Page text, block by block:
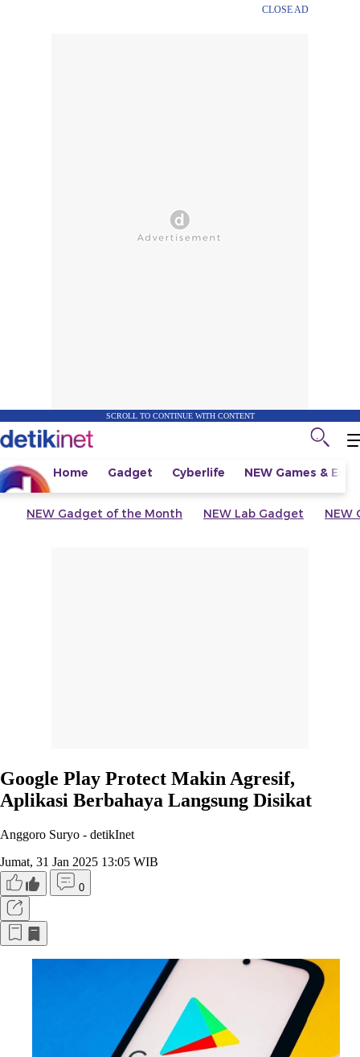
CLOSE AD
SCROLL TO CONTINUE WITH CONTENT
Home Gadget Cyberlife NEW Games &
NEW Gadget of the Month NEW Lab Gadget NEW
Google Play Protect Makin Agresif,
Aplikasi Berbahaya Langsung Disikat
Anggoro Suryo - detikInet
Jumat, 31 Jan 2025 13:05 WIB
0